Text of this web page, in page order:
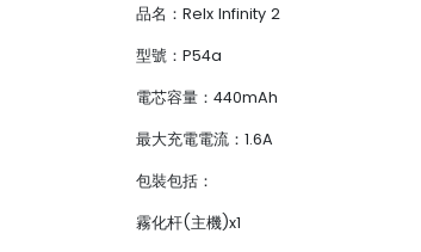
品名：Relx Infinity 2
型號：P54a
電芯容量：440mAh
最大充電電流：1.6A
包裝包括：
霧化杆(主機)x1